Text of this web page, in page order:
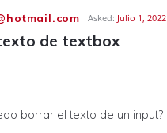
Asked: Julio 1, 2022
de textbox
borrar el texto de un input?